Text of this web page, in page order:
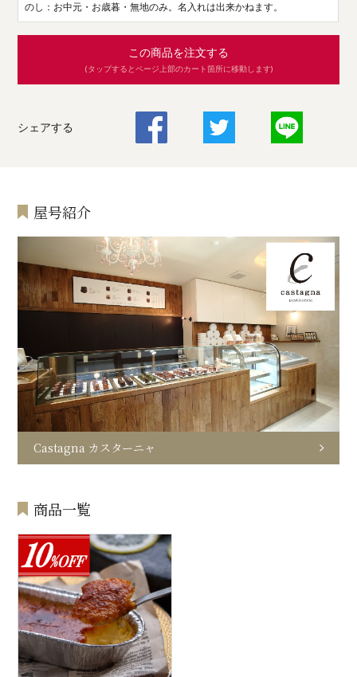
のし：お中元・お歳暮・無地のみ。名入れは出来かねます。
この商品を注文する
(タップするとページ上部のカート箇所に移動します)
シェアする
屋号紹介
Castagna カスターニャ
商品一覧